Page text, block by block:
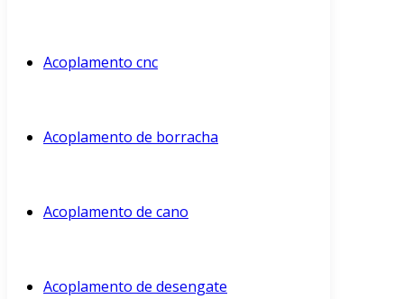
Acoplamento cnc
Acoplamento de borracha
Acoplamento de cano
Acoplamento de desengate